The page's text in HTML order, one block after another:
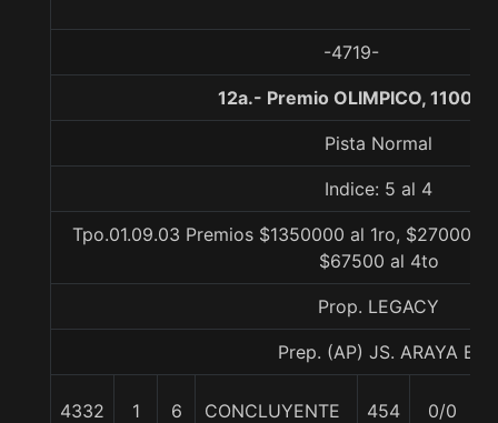
-4719-
12a.- Premio OLIMPICO, 1100
Pista Normal
Indice: 5 al 4
Tpo.01.09.03 Premios $1350000 al 1ro, $270000
$67500 al 4to
Prop. LEGACY
Prep. (AP) JS. ARAYA B.
4332 1 6 CONCLUYENTE 454 0/0